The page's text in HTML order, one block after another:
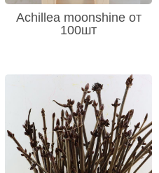
Achillea moonshine от
100шт